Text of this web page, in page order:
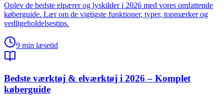
Oplev de bedste elpærer og lyskilder i 2026 med vores omfattende
køberguide. Lær om de vigtigste funktioner, typer, topmærker og
vedligeholdelsestips.
9 min læsetid
Bedste værktøj & elværktøj i 2026 – Komplet
køberguide